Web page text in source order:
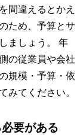
間違えるとかえ
ため、予算とサ
ましょう。 年
の従業員や会社
規模・予算・依
みてください。
要がある